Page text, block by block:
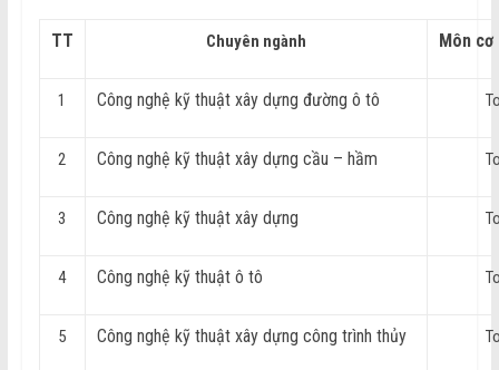
TT Chuyên ngành Môn cơ
1 Công nghệ kỹ thuật xây dựng đường ô tô
2 Công nghệ kỹ thuật xây dựng cầu – hầm
3 Công nghệ kỹ thuật xây dựng
4 Công nghệ kỹ thuật ô tô
5 Công nghệ kỹ thuật xây dựng công trình thủy